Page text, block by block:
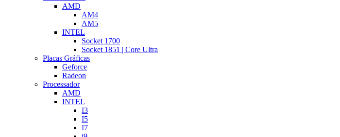
AMD
AM4
AM5
INTEL
Socket 1700
Socket 1851 | Core Ultra
Placas Gráficas
Geforce
Radeon
Processador
AMD
INTEL
I3
I5
I7